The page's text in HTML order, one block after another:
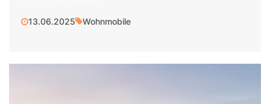
13.06.2025 Wohnmobile